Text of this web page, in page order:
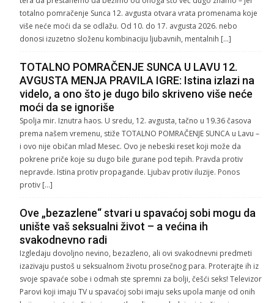
totalno pomračenje Sunca 12. avgusta otvara vrata promenama koje
više neće moći da se odlažu. Od 10. do 17. avgusta 2026. nebo
donosi izuzetno složenu kombinaciju ljubavnih, mentalnih […]
TOTALNO POMRAČENJE SUNCA U LAVU 12.
AVGUSTA MENJA PRAVILA IGRE: Istina izlazi na
videlo, a ono što je dugo bilo skriveno više neće
moći da se ignoriše
Spolja mir. Iznutra haos. U sredu, 12. avgusta, tačno u 19.36 časova
prema našem vremenu, stiže TOTALNO POMRAČENJE SUNCA u Lavu –
i ovo nije običan mlad Mesec. Ovo je nebeski reset koji može da
pokrene priče koje su dugo bile gurane pod tepih. Pravda protiv
nepravde. Istina protiv propagande. Ljubav protiv iluzije. Ponos
protiv […]
Ove „bezazlene“ stvari u spavaćoj sobi mogu da
unište vaš seksualni život – a većina ih
svakodnevno radi
Izgledaju dovoljno nevino, bezazleno, ali ovi svakodnevni predmeti
izazivaju pustoš u seksualnom životu prosečnog para. Proterajte ih iz
svoje spavaće sobe i odmah ste spremni za bolji, češći seks! Televizor
Parovi koji imaju TV u spavaćoj sobi imaju seks upola manje od onih